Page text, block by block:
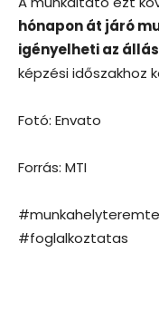
hónapon át járó
igényelheti az
képzési időszakhoz
Fotó: Envato
Forrás: MTI
#foglalkoztatas